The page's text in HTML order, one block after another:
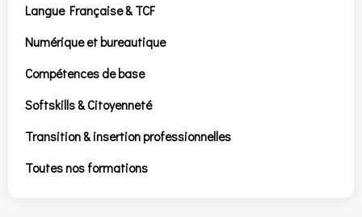
Langue Française & TCF
Numérique et bureautique
Compétences de base
Softskills & Citoyenneté
Transition & insertion professionnelles
Toutes nos formations